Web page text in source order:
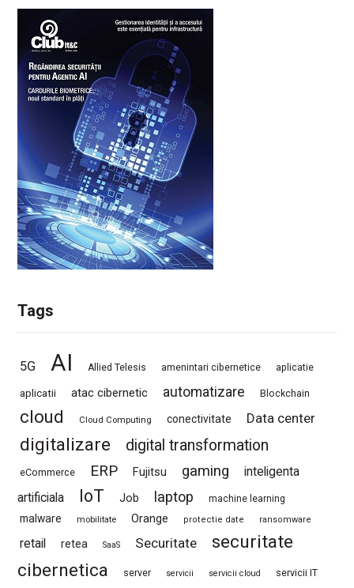
Tags
5G AI Allied Telesis amenintari cibernetice aplicatie
aplicatii atac cibernetic automatizare Blockchain
cloud Cloud Computing conectivitate Data center
digitalizare digital transformation
eCommerce ERP Fujitsu gaming
inteligenta
artificiala
IoT Job laptop machine learning
malware mobilitate Orange protectie date ransomware
retail retea SaaS Securitate
securitate
cibernetica
server servicii servicii cloud servicii IT